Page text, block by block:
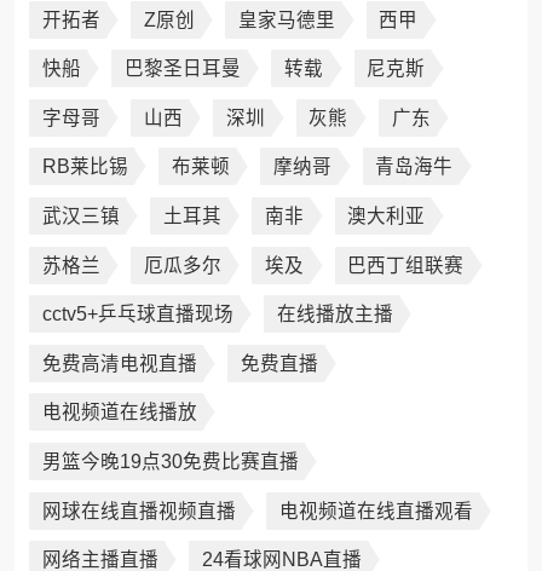
开拓者 Z原创 皇家马德里 西甲
快船 巴黎圣日耳曼 转载 尼克斯
字母哥 山西 深圳 灰熊 广东
RB莱比锡 布莱顿 摩纳哥 青岛海牛
武汉三镇 土耳其 南非 澳大利亚
苏格兰 厄瓜多尔 埃及 巴西丁组联赛
cctv5+乒乓球直播现场 在线播放主播
免费高清电视直播 免费直播
电视频道在线播放
男篮今晚19点30免费比赛直播
网球在线直播视频直播 电视频道在线直播观看
网络主播直播 24看球网NBA直播